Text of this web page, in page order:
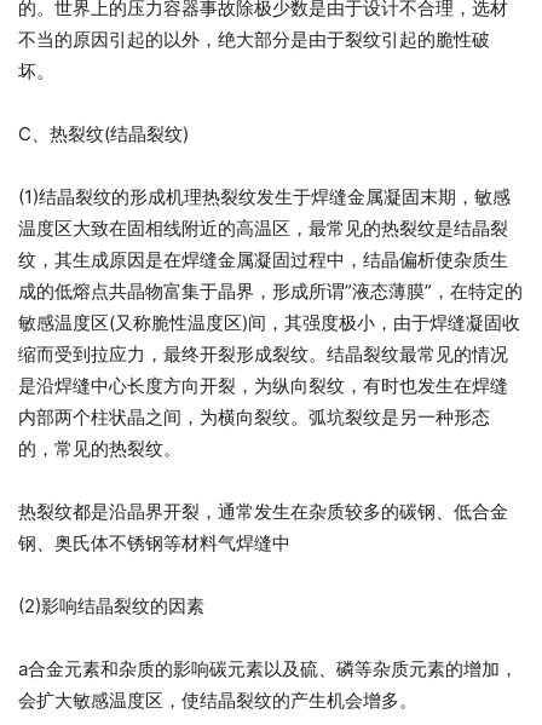
的。世界上的压力容器事故除极少数是由于设计不合理，选材
不当的原因引起的以外，绝大部分是由于裂纹引起的脆性破
坏。
C、热裂纹(结晶裂纹)
(1)结晶裂纹的形成机理热裂纹发生于焊缝金属凝固末期，敏感
温度区大致在固相线附近的高温区，最常见的热裂纹是结晶裂
纹，其生成原因是在焊缝金属凝固过程中，结晶偏析使杂质生
成的低熔点共晶物富集于晶界，形成所谓”液态薄膜”，在特定的
敏感温度区(又称脆性温度区)间，其强度极小，由于焊缝凝固收
缩而受到拉应力，最终开裂形成裂纹。结晶裂纹最常见的情况
是沿焊缝中心长度方向开裂，为纵向裂纹，有时也发生在焊缝
内部两个柱状晶之间，为横向裂纹。弧坑裂纹是另一种形态
的，常见的热裂纹。
热裂纹都是沿晶界开裂，通常发生在杂质较多的碳钢、低合金
钢、奥氏体不锈钢等材料气焊缝中
(2)影响结晶裂纹的因素
a合金元素和杂质的影响碳元素以及硫、磷等杂质元素的增加，
会扩大敏感温度区，使结晶裂纹的产生机会增多。